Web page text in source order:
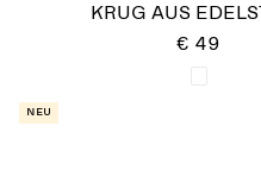
KRUG AUS
€ 49
Neu